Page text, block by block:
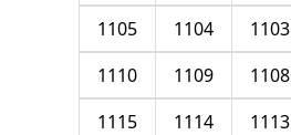
1103
1104
1105
1108
1109
1110
1113
1114
1115